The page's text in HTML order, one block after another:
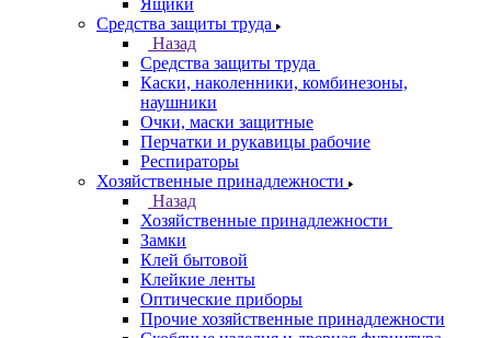
Ящики
Средства защиты труда
Назад
Средства защиты труда
Каски, наколенники, комбинезоны,
наушники
Очки, маски защитные
Перчатки и рукавицы рабочие
Респираторы
Хозяйственные принадлежности
Назад
Хозяйственные принадлежности
Замки
Клей бытовой
Клейкие ленты
Оптические приборы
Прочие хозяйственные принадлежности